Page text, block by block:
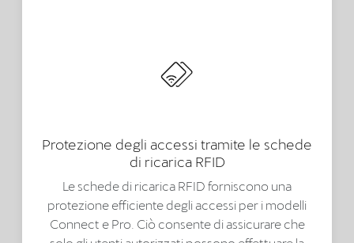
Protezione degli accessi tramite le schede
di ricarica RFID
Le schede di ricarica RFID forniscono una
protezione efficiente degli accessi per i modelli
Connect e Pro. Ciò consente di assicurare che